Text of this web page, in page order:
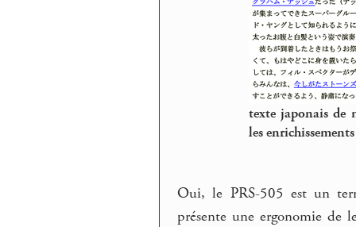
texte japonais de
les
Oui, le PRS-505 est un
présente une ergonomie